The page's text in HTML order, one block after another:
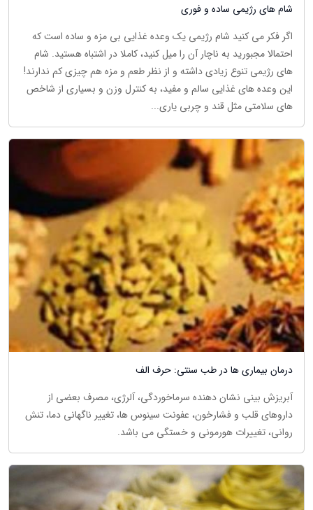
شام های رژیمی ساده و فوری
اگر فکر می کنید شام رژیمی یک وعده غذایی بی مزه و ساده است که
احتمالا مجبورید به ناچار آن را میل کنید، کاملا در اشتباه هستید. شام
های رژیمی تنوع زیادی داشته و از نظر طعم و مزه هم چیزی کم ندارند!
این وعده های غذایی سالم و مفید، به کنترل وزن و بسیاری از شاخص
های سلامتی مثل قند و چربی یاری...
درمان بیماری ها در طب سنتی: حرف الف
آبریزش بینی نشان دهنده سرماخوردگی، آلرژی، مصرف بعضی از
داروهای قلب و فشارخون، عفونت سینوس ها، تغییر ناگهانی دما، تنش
روانی، تغییرات هورمونی و خستگی می باشد.